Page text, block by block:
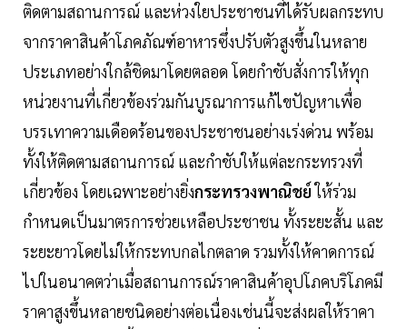
ติดตามสถานการณ์ และห่วงใยประชาชนที่ได้รับผลกระทบ
จากราคาสินค้าโภคภัณฑ์อาหารซึ่งปรับตัวสูงขึ้นในหลาย
ประเภทอย่างใกล้ชิดมาโดยตลอด โดยกำชับสั่งการให้ทุก
หน่วยงานที่เกี่ยวข้องร่วมกันบูรณาการแก้ไขปัญหาเพื่อ
บรรเทาความเดือดร้อนของประชาชนอย่างเร่งด่วน พร้อม
ทั้งให้ติดตามสถานการณ์ และกำชับให้แต่ละกระทรวงที่
เกี่ยวข้อง โดยเฉพาะอย่างยิ่งกระทรวงพาณิชย์ให้ร่วม
กำหนดเป็นมาตรการช่วยเหลือประชาชน ทั้งระยะสั้น และ
ระยะยาวโดยไม่ให้กระทบกลไกตลาด รวมทั้งให้คาดการณ์
ไปในอนาคตว่าเมื่อสถานการณ์ราคาสินค้าอุปโภคบริโภคมี
ราคาสูงขึ้นหลายชนิดอย่างต่อเนื่องเช่นนี้จะส่งผลให้ราคา